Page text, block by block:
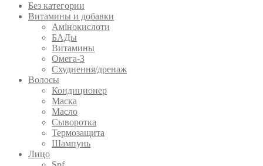
Без категории
Витамины и добавки
Амінокислоти
БАДы
Витамины
Омега-3
Схуднення/дренаж
Волосы
Кондиционер
Маска
Масло
Сыворотка
Термозащита
Шампунь
Лицо